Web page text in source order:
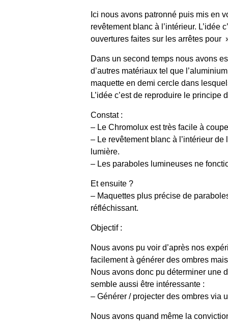
Ici nous avons patronné puis mis en
revêtement blanc à l’intérieur. L’idée
ouvertures faites sur les arrêtes pour
Dans un second temps nous avons
d’autres matériaux tel que
maquette en demi cercle dans
L’idée c’est de reproduire le
Constat :
– Le Chromolux est très facile à
– Le revêtement blanc à l’intérieur
lumière.
– Les paraboles lumineuses ne
Et ensuite ?
– Maquettes plus précise de
réfléchissant.
Objectif :
Nous avons pu voir d’après nos
facilement à générer des ombres
Nous avons donc pu déterminer une
semble aussi être intéressante :
– Générer / projecter des ombres via
Nous avons quand même la